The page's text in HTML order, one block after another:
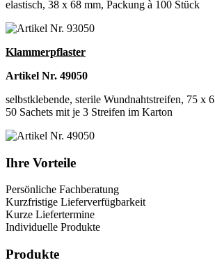
elastisch, 38 x 68 mm, Packung à 100 Stück
Klammerpflaster
Artikel Nr. 49050
selbstklebende, sterile Wundnahtstreifen, 75 x
50 Sachets mit je 3 Streifen im Karton
Ihre Vorteile
Persönliche Fachberatung
Kurzfristige Lieferverfügbarkeit
Kurze Liefertermine
Individuelle Produkte
Produkte